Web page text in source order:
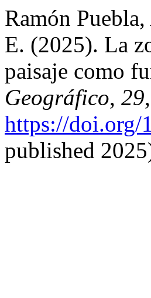
Ramón
E. (2025). La
paisaje como
Geográfico, 29
https://doi.org/
published